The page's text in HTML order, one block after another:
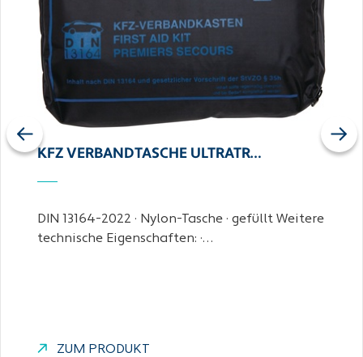
KFZ VERBANDTASCHE ULTRATR…
DIN 13164-2022 · Nylon-Tasche · gefüllt Weitere
technische Eigenschaften: ·…
ZUM PRODUKT
Previous Next